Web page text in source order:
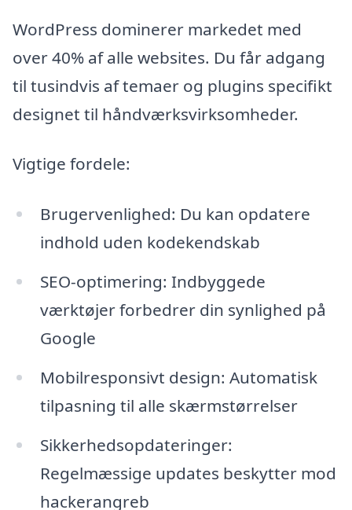
WordPress dominerer markedet med
over 40% af alle websites. Du får adgang
til tusindvis af temaer og plugins specifikt
designet til håndværksvirksomheder.
Vigtige fordele:
Brugervenlighed: Du kan opdatere
indhold uden kodekendskab
SEO-optimering: Indbyggede
værktøjer forbedrer din synlighed på
Google
Mobilresponsivt design: Automatisk
tilpasning til alle skærmstørrelser
Sikkerhedsopdateringer:
Regelmæssige updates beskytter mod
hackerangreb